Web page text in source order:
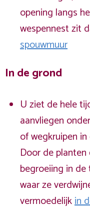
opening langs
wespennest zit
spouwmuur
In de grond
U ziet de hele
aanvliegen
of wegkruipen
Door de planten
begroeiing in
waar ze
vermoedelijkin